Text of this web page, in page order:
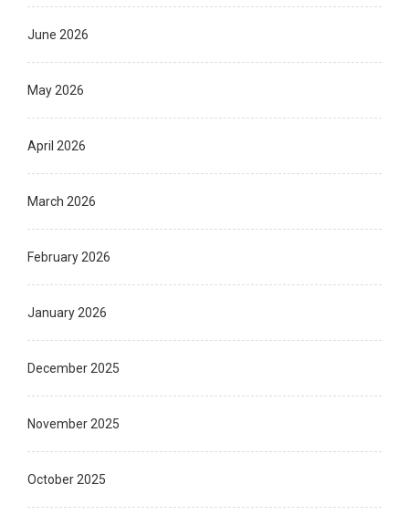
June 2026
May 2026
April 2026
March 2026
February 2026
January 2026
December 2025
November 2025
October 2025